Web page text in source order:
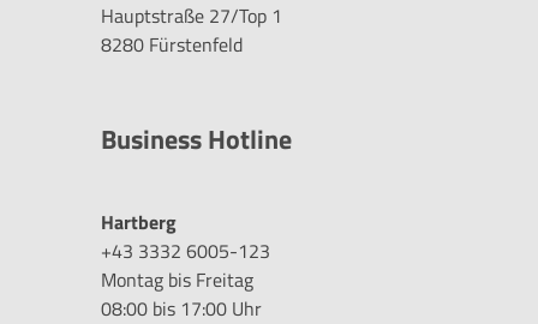
Hauptstraße 27/Top 1
8280 Fürstenfeld
Business Hotline
Hartberg
+43 3332 6005-123
Montag bis Freitag
08:00 bis 17:00 Uhr